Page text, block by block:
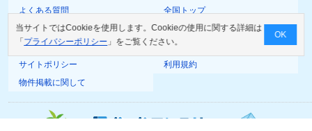
よくある質問
全国トップ
サイトマップ
運営会社
お問い合わせ
個人情報の取扱いについて
サイトポリシー
利用規約
物件掲載に関して
当サイトではCookieを使用します。Cookieの使用に関する詳細は
「 プライバシーポリシー 」をご覧ください。
OK